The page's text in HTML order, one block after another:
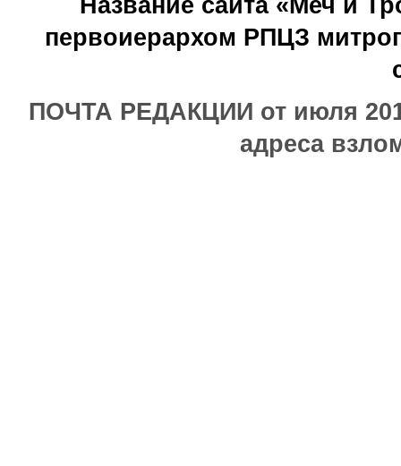
Название сайта «Меч и
первоиерархом РПЦЗ
ПОЧТА РЕДАКЦИИ от июля
адреса